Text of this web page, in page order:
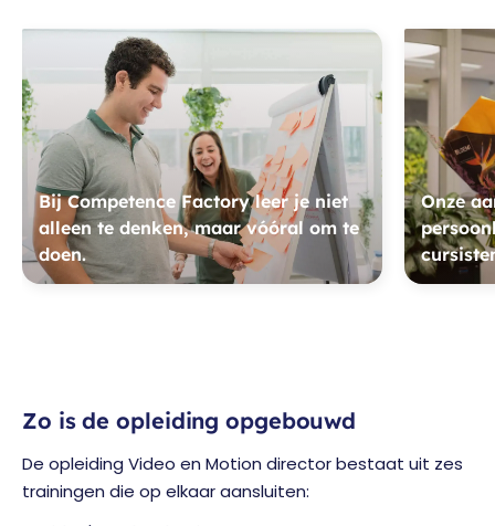
Bij Competence Factory leer je niet
alleen te denken, maar vóóral om te
doen.
Onze
Zo is de opleiding opgebouwd
De opleiding Video en Motion director bestaat uit zes
trainingen die op elkaar aansluiten: